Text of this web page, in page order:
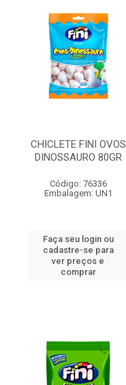
CHICLETE FINI OVOS
DINOSSAURO 80GR
Código: 76336
Embalagem: UN1
Faça seu login ou
cadastre-se para
ver preços e
comprar